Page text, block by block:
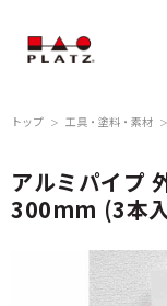
トップ ＞ 工具・塗料・素材 ＞
アルミパイプ
300mm (3本